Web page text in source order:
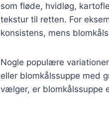
som fløde, hvidløg,
tekstur til retten. For
konsistens, mens
Nogle populære
eller blomkålssuppe med
vælger, er blomkålssuppe